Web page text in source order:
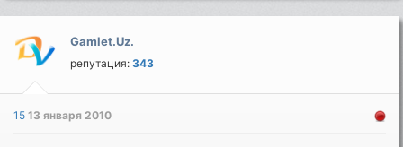
Gamlet.Uz.
репутация:343
1513 января 2010